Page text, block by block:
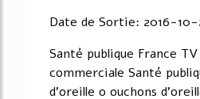
Date de Sortie: 2016-10-
Santé publique France
commerciale Santé
d'oreille o ouchons